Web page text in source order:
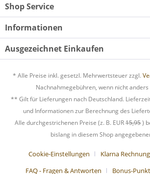
Shop Service
Informationen
Ausgezeichnet Einkaufen
* Alle Preise inkl. gesetzl. Mehrwertsteuer zzgl.
Nachnahmegebühren, wenn nicht
** Gilt für Lieferungen nach Deutschland.
und Informationen zur Berechnung des
Alle durchgestrichenen Preise (z. B. EUR15,95)
bislang in diesem Shop
Cookie-Einstellungen Klarna Rechnung
FAQ - Fragen & Antworten
Bonus-